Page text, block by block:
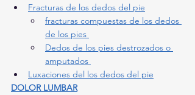
Fracturas de los dedos del pie
fracturas compuestas de los dedos
de los pies
Dedos de los pies destrozados o
amputados
Luxaciones del los dedos del pie
DOLOR LUMBAR